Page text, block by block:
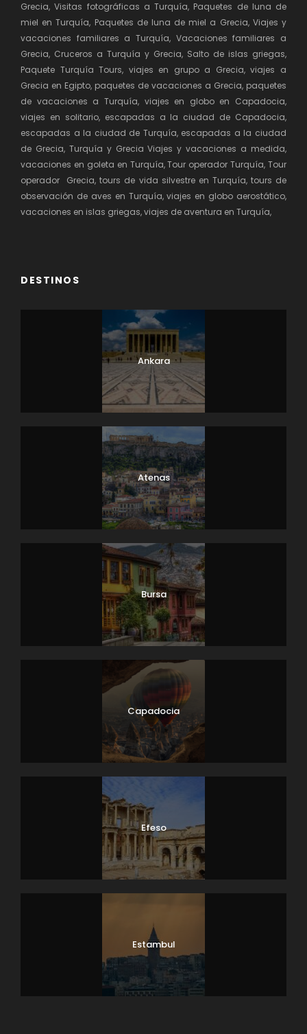
Grecia, Visitas fotográficas a Turquía, Paquetes de luna de
miel en Turquía, Paquetes de luna de miel a Grecia, Viajes y
vacaciones familiares a Turquía, Vacaciones familiares a
Grecia, Cruceros a Turquía y Grecia, Salto de islas griegas,
Paquete Turquía Tours, viajes en grupo a Grecia, viajes a
Grecia en Egipto, paquetes de vacaciones a Grecia, paquetes
de vacaciones a Turquía, viajes en globo en Capadocia,
viajes en solitario, escapadas a la ciudad de Capadocia,
escapadas a la ciudad de Turquía, escapadas a la ciudad
de Grecia, Turquía y Grecia Viajes y vacaciones a medida,
vacaciones en goleta en Turquía, Tour operador Turquía, Tour
operador Grecia, tours de vida silvestre en Turquía, tours de
observación de aves en Turquía, viajes en globo aerostático,
vacaciones en islas griegas, viajes de aventura en Turquía,
DESTINOS
Ankara
Atenas
Bursa
Capadocia
Efeso
Estambul